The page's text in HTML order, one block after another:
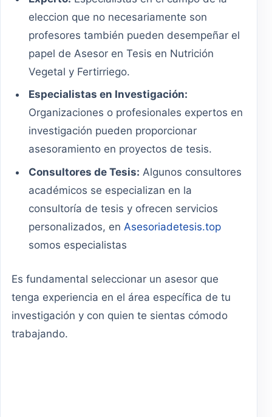
eleccion que no necesariamente son
profesores también pueden desempeñar el
papel de Asesor en Tesis en Nutrición
Vegetal y Fertirriego.
Especialistas en Investigación:
Organizaciones o profesionales expertos en
investigación pueden proporcionar
asesoramiento en proyectos de tesis.
Consultores de Tesis: Algunos consultores
académicos se especializan en la
consultoría de tesis y ofrecen servicios
personalizados, enAsesoriadetesis.top
somos especialistas
Es fundamental seleccionar un asesor que
tenga experiencia en el área específica de tu
investigación y con quien te sientas cómodo
trabajando.